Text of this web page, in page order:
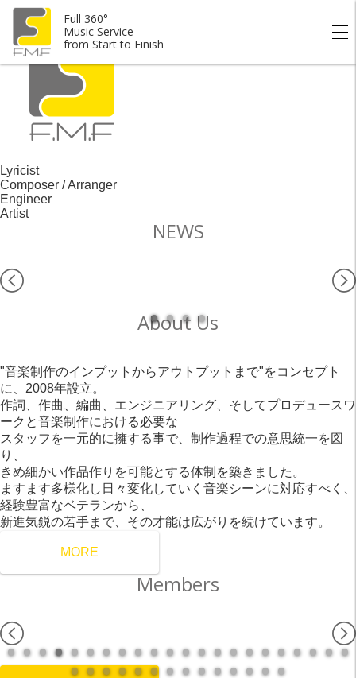
Full 360°
Music Service
from Start to Finish
Full 360° Music Service from Start to Finish.
Lyricist
Composer / Arranger
Engineer
Artist
NEWS
About Us
"音楽制作のインプットからアウトプットまで"をコンセプト
に、2008年設立。
作詞、作曲、編曲、エンジニアリング、そしてプロデュースワ
ークと音楽制作における必要な
スタッフを一元的に擁する事で、制作過程での意思統一を図
り、
きめ細かい作品作りを可能とする体制を築きました。
ますます多様化し日々変化していく音楽シーンに対応すべく、
経験豊富なベテランから、
新進気鋭の若手まで、その才能は広がりを続けています。
MORE
Members